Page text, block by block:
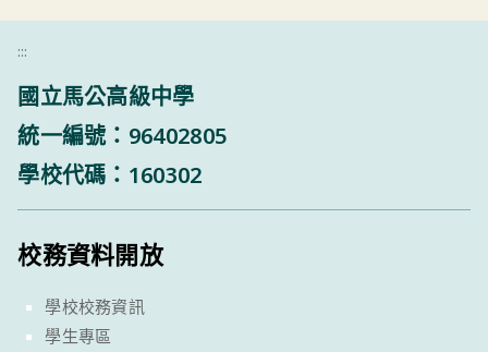
:::
國立馬公高級中學
統一編號：96402805
學校代碼：160302
校務資料開放
學校校務資訊
學生專區